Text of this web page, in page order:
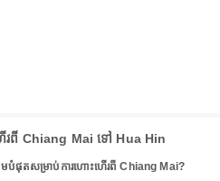
ពី Chiang Mai ទៅ Hua Hin
តសម្រាប់ការហោះហើរពី Chiang Mai?